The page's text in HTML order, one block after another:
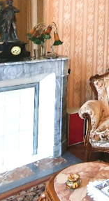
à la
(parquet et
un bureau ou